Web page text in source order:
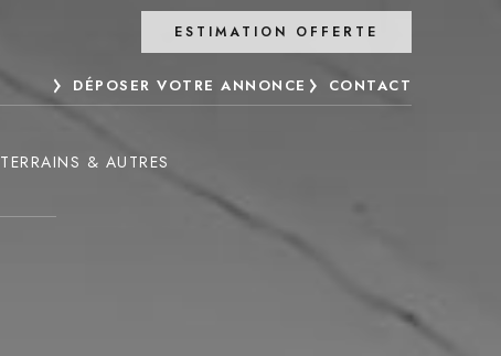
DÉPOSER VOTRE ANNONCE CONTACT
TERRAINS & AUTRES
ESTIMATION OFFERTE